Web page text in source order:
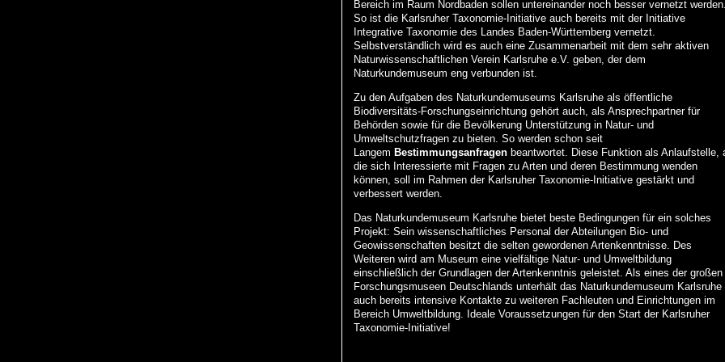
Bereich im Raum Nordbaden sollen untereinander noch besser vernetzt
So ist die Karlsruher Taxonomie-Initiative auch bereits mit der Initiative
Integrative Taxonomie des Landes Baden-Württemberg vernetzt.
Selbstverständlich wird es auch eine Zusammenarbeit mit dem sehr aktiven
Naturwissenschaftlichen Verein Karlsruhe e.V. geben, der dem
Naturkundemuseum eng verbunden ist.
Zu den Aufgaben des Naturkundemuseums Karlsruhe als öffentliche
Biodiversitäts-Forschungseinrichtung gehört auch, als Ansprechpartner für
Behörden sowie für die Bevölkerung Unterstützung in Natur- und
Umweltschutzfragen zu bieten. So werden schon seit
Langem Bestimmungsanfragenbeantwortet. Diese Funktion als Anlaufstelle,
die sich Interessierte mit Fragen zu Arten und deren Bestimmung wenden
können, soll im Rahmen der Karlsruher Taxonomie-Initiative gestärkt und
verbessert werden.
Das Naturkundemuseum Karlsruhe bietet beste Bedingungen für ein solches
Projekt: Sein wissenschaftliches Personal der Abteilungen Bio- und
Geowissenschaften besitzt die selten gewordenen Artenkenntnisse. Des
Weiteren wird am Museum eine vielfältige Natur- und Umweltbildung
einschließlich der Grundlagen der Artenkenntnis geleistet. Als eines der großen
Forschungsmuseen Deutschlands unterhält das Naturkundemuseum Karlsruhe
auch bereits intensive Kontakte zu weiteren Fachleuten und Einrichtungen im
Bereich Umweltbildung. Ideale Voraussetzungen für den Start der Karlsruher
Taxonomie-Initiative!